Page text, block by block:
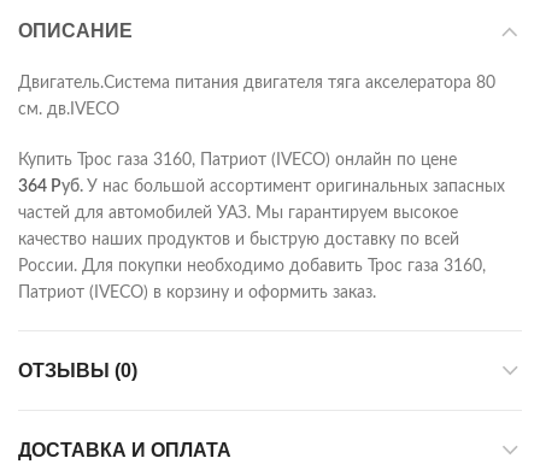
ОПИСАНИЕ
Двигатель.Система питания двигателя тяга акселератора 80
см. дв.IVECO
Купить Трос газа 3160, Патриот (IVECO) онлайн по цене
364 Руб. У нас большой ассортимент оригинальных запасных
частей для автомобилей УАЗ. Мы гарантируем высокое
качество наших продуктов и быструю доставку по всей
России. Для покупки необходимо добавить Трос газа 3160,
Патриот (IVECO) в корзину и оформить заказ.
ОТЗЫВЫ (0)
ДОСТАВКА И ОПЛАТА